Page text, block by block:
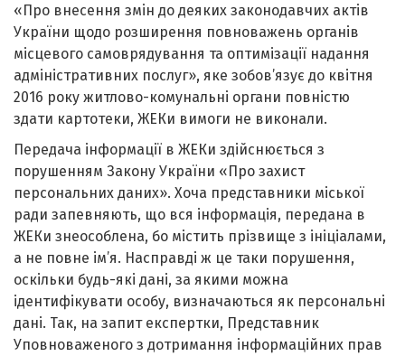
«Про внесення змін до деяких законодавчих актів
України щодо розширення повноважень органів
місцевого самоврядування та оптимізації надання
адміністративних послуг», яке зобов’язує до квітня
2016 року житлово-комунальні органи повністю
здати картотеки, ЖЕКи вимоги не виконали.
Передача інформації в ЖЕКи здійснюється з
порушенням Закону України «Про захист
персональних даних». Хоча представники міської
ради запевняють, що вся інформація, передана в
ЖЕКи знеособлена, бо містить прізвище з ініціалами,
а не повне ім’я. Насправді ж це таки порушення,
оскільки будь-які дані, за якими можна
ідентифікувати особу, визначаються як персональні
дані. Так, на запит експертки, Представник
Уповноваженого з дотримання інформаційних прав